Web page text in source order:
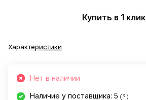
Купить в 1 клик
Характеристики
Нет в наличии
Наличие у поставщика: 5 ?